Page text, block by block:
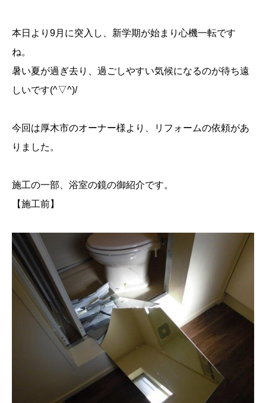
PRIVACY POLICY
個人情報保護方針
本日より9月に突入し、新学期が始まり心機一転です
ね。
暑い夏が過ぎ去り、過ごしやすい気候になるのが待ち遠
しいです(^▽^)/
今回は厚木市のオーナー様より、リフォームの依頼があ
りました。
施工の一部、浴室の鏡の御紹介です。
【施工前】